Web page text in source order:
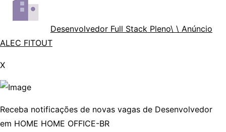
Desenvolvedor Full Stack Pleno\ \ Anúncio
ALEC FITOUT
X
Receba notificações de novas vagas de Desenvolvedor
em HOME HOME OFFICE-BR